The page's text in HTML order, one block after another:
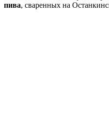
пива, сваренных на